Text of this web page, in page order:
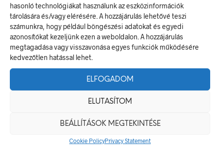
hasonló technológiákat használunk az eszközinformációk
tárolására és/vagy elérésére. A hozzájárulás lehetővé teszi
számunkra, hogy például böngészési adatokat és egyedi
azonosítókat kezeljünk ezen a weboldalon. A hozzájárulás
megtagadása vagy visszavonása egyes funkciók működésére
kedvezőtlen hatással lehet.
ELFOGADOM
ELUTASÍTOM
BEÁLLÍTÁSOK MEGTEKINTÉSE
Cookie PolicyPrivacy Statement
Munkavédelmi Táblák És Biztonsági Jelzések – Miért
Nélkülözhetetlenek A Munkahelyen?
Jól Láthatósági Mellény: Miért Fontos, Hogyan Válaszd Ki,
És Hogyan Teheted Egyedivé?
Céges Logóval Ellátott Pólók: Az Identitás És Csapatszellem
Ellenőrzés És Tudatosság Fontossága